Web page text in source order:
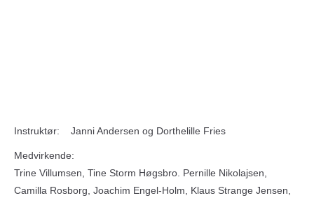
Instruktør: Janni Andersen og Dorthelille Fries
Medvirkende:
Trine Villumsen, Tine Storm Høgsbro. Pernille Nikolajsen,
Camilla Rosborg, Joachim Engel-Holm, Klaus Strange Jensen,